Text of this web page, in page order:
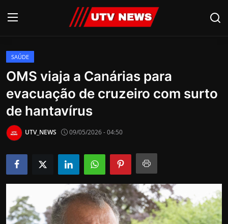
AO VIVO
PIRACICABA
CAMPINAS
LIMEIRA
ESPIRITO SANTO
Cultura
SAÚDE
OMS viaja a Canárias para
evacuação de cruzeiro com surto
de hantavírus
UTV_NEWS 09/05/2026 - 04:50